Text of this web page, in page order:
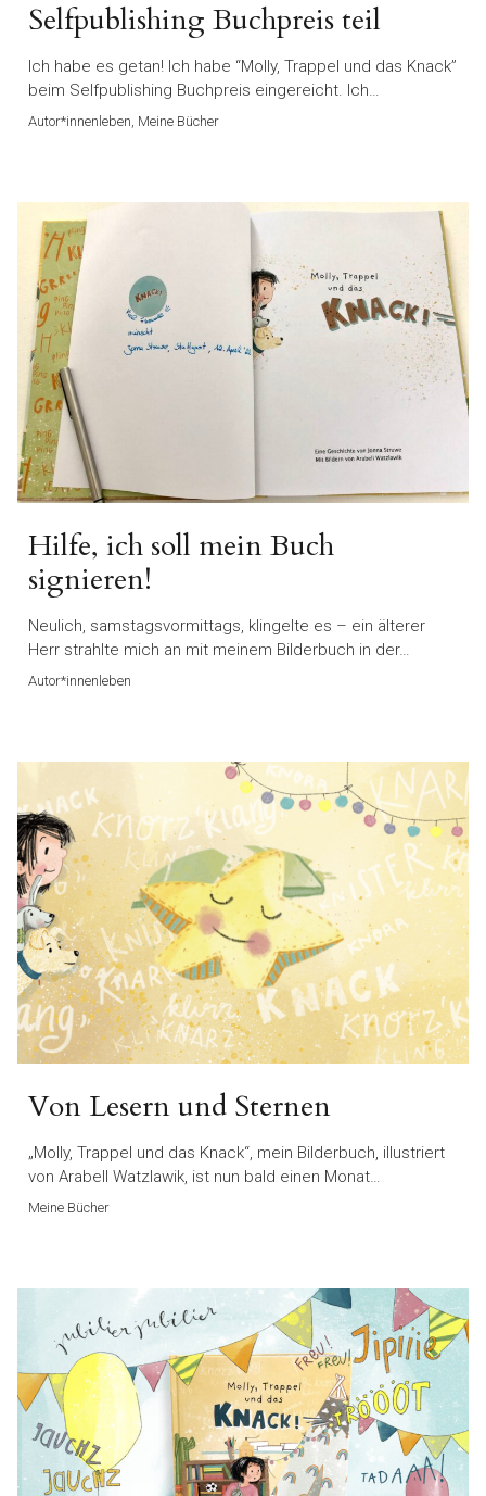
Selfpublishing Buchpreis teil
Ich habe es getan! Ich habe “Molly, Trappel und das Knack”
beim Selfpublishing Buchpreis eingereicht. Ich…
Autor*innenleben, Meine Bücher
Hilfe, ich soll mein Buch
signieren!
Neulich, samstagsvormittags, klingelte es – ein älterer
Herr strahlte mich an mit meinem Bilderbuch in der…
Autor*innenleben
Von Lesern und Sternen
„Molly, Trappel und das Knack“, mein Bilderbuch, illustriert
von Arabell Watzlawik, ist nun bald einen Monat…
Meine Bücher